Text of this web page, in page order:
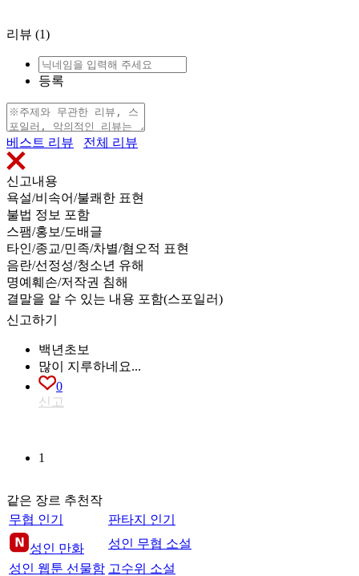
리뷰 (1)
등록
베스트 리뷰 전체 리뷰
신고내용
욕설/비속어/불쾌한 표현
불법 정보 포함
스팸/홍보/도배글
타인/종교/민족/차별/혐오적 표현
음란/선정성/청소년 유해
명예훼손/저작권 침해
결말을 알 수 있는 내용 포함(스포일러)
신고하기
백년초보
많이 지루하네요...
0
신고
1
같은 장르 추천작
무협 인기
판타지 인기
성인 만화
성인 무협 소설
성인 웹툰 선물함 고수위 소설